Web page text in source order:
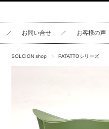
お問い合せ お客様の声
SOLCION shop PATATTOシリーズ